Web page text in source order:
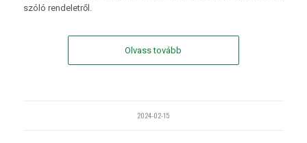
szóló rendeletről.
Olvass tovább
2024-02-15